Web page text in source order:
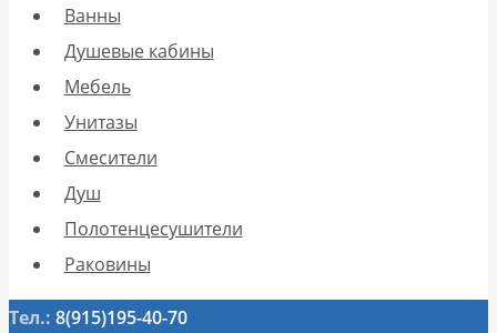
Ванны
Душевые кабины
Мебель
Унитазы
Смесители
Душ
Полотенцесушители
Раковины
Тел.: 8(915)195-40-70